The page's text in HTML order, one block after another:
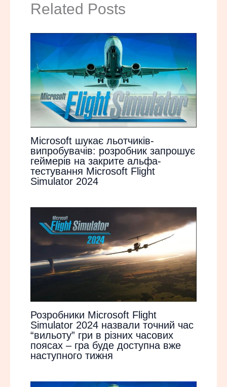
Related Posts
Microsoft шукає льотчиків-
випробувачів: розробник запрошує
геймерів на закрите альфа-
тестування Microsoft Flight
Simulator 2024
Розробники Microsoft Flight
Simulator 2024 назвали точний час
“вильоту” гри в різних часових
поясах – гра буде доступна вже
наступного тижня